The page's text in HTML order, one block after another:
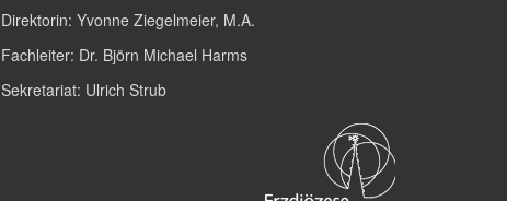
Direktorin: Yvonne Ziegelmeier, M.A.
Fachleiter: Dr. Björn Michael Harms
Sekretariat: Ulrich Strub